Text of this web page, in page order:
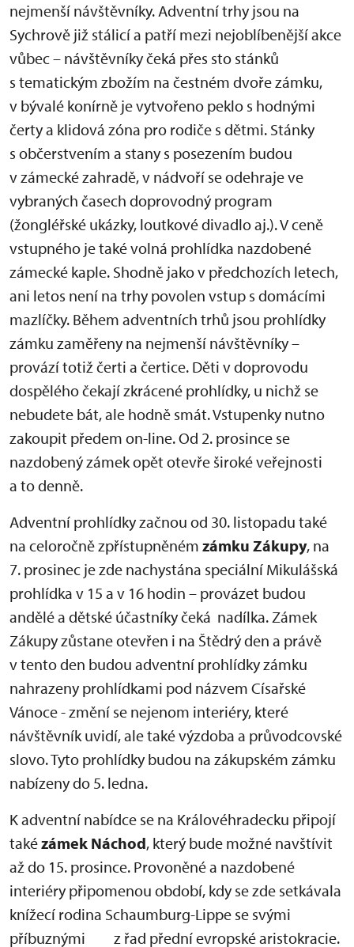
nejmenší návštěvníky. Adventní trhy jsou na
Sychrově již stálicí a patří mezi nejoblíbenější akce
vůbec – návštěvníky čeká přes sto stánků
s tematickým zbožím na čestném dvoře zámku,
v bývalé konírně je vytvořeno peklo s hodnými
čerty a klidová zóna pro rodiče s dětmi. Stánky
s občerstvením a stany s posezením budou
v zámecké zahradě, v nádvoří se odehraje ve
vybraných časech doprovodný program
(žongléřské ukázky, loutkové divadlo aj.). V ceně
vstupného je také volná prohlídka nazdobené
zámecké kaple. Shodně jako v předchozích letech,
ani letos není na trhy povolen vstup s domácími
mazlíčky. Během adventních trhů jsou prohlídky
zámku zaměřeny na nejmenší návštěvníky –
provází totiž čerti a čertice. Děti v doprovodu
dospělého čekají zkrácené prohlídky, u nichž se
nebudete bát, ale hodně smát. Vstupenky nutno
zakoupit předem on-line. Od 2. prosince se
nazdobený zámek opět otevře široké veřejnosti
a to denně.
Adventní prohlídky začnou od 30. listopadu také
na celoročně zpřístupněném zámku Zákupy, na
7. prosinec je zde nachystána speciální Mikulášská
prohlídka v 15 a v 16 hodin – provázet budou
andělé a dětské účastníky čeká nadílka. Zámek
Zákupy zůstane otevřen i na Štědrý den a právě
v tento den budou adventní prohlídky zámku
nahrazeny prohlídkami pod názvem Císařské
Vánoce - změní se nejenom interiéry, které
návštěvník uvidí, ale také výzdoba a průvodcovské
slovo. Tyto prohlídky budou na zákupském zámku
nabízeny do 5. ledna.
K adventní nabídce se na Královéhradecku připojí
takézámek Náchod, který bude možné navštívit
až do 15. prosince. Provoněné a nazdobené
interiéry připomenou období, kdy se zde setkávala
knížecí rodina Schaumburg-Lippe se svými
příbuznými z řad přední evropské aristokracie.